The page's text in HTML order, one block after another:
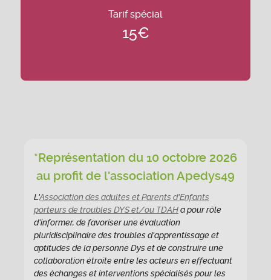
Tarif spécial
15€
*Représentation du 10 octobre 2026
au profit de l'association Apedys49
L'Association des adultes et Parents d'Enfants
porteurs de troubles DYS et/ou TDAHa pour rôle
d'informer, de favoriser une évaluation
pluridisciplinaire des troubles d'apprentissage et
aptitudes de la personne Dys et de construire une
collaboration étroite entre les acteurs en effectuant
des échanges et interventions spécialisés pour les